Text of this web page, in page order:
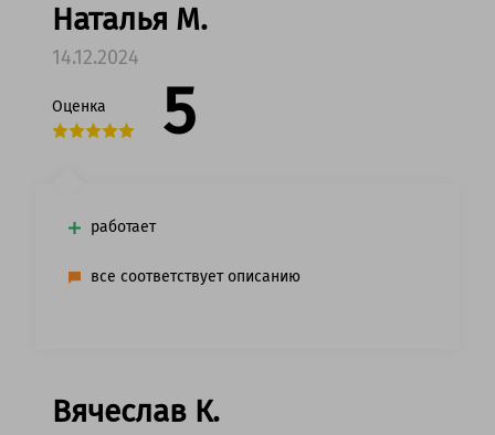
Наталья М.
14.12.2024
Оценка 5
работает
все соответствует описанию
Вячеслав К.